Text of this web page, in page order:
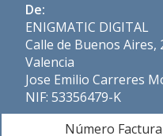
De:
ENIGMATIC DIGITAL
Calle de Buenos Aires,
Valencia
Jose Emilio Carreres
NIF: 53356479-K
Número Factura